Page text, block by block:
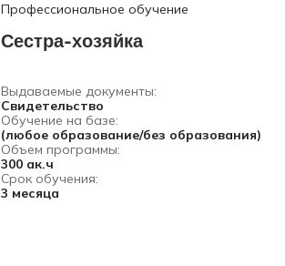
Профессиональное обучение
Сестра-хозяйка
Выдаваемые документы:
Свидетельство
Обучение на базе:
(любое образование/без образования)
Объем программы:
300 ак.ч
Срок обучения:
3 месяца